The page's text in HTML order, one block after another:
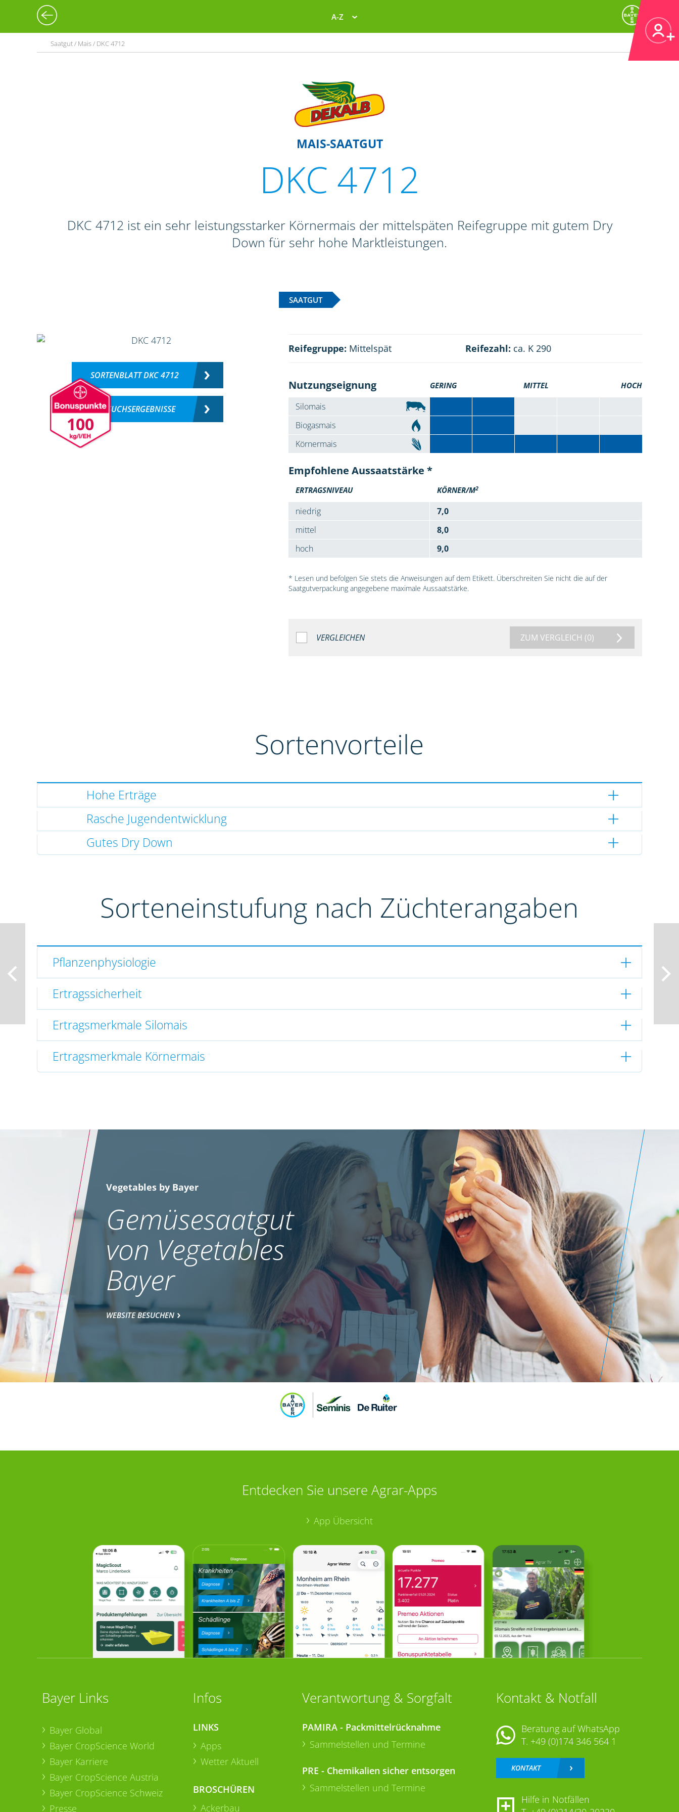
A-Z
Saatgut / Mais / DKC 4712
MAIS-SAATGUT
DKC 4712
DKC 4712 ist ein sehr leistungsstarker Körnermais der mittelspäten Reifegruppe mit gutem Dry
Down für sehr hohe Marktleistungen.
SAATGUT
100
SORTENBLATT DKC 4712
VERSUCHSERGEBNISSE
Reifegruppe: Mittelspät Reifezahl: ca. K 290
Nutzungseignung GERING MITTEL HOCH
Silomais
Biogasmais
Körnermais
Empfohlene Aussaatstärke *
ERTRAGSNIVEAU KÖRNER/M2
niedrig
7,0
mittel
8,0
hoch
9,0
* Lesen und befolgen Sie stets die Anweisungen auf dem Etikett. Überschreiten Sie nicht die auf der
Saatgutverpackung angegebene maximale Aussaatstärke.
VERGLEICHEN ZUM VERGLEICH (0)
Sortenvorteile
Hohe Erträge
Rasche Jugendentwicklung
Gutes Dry Down
Sorteneinstufung nach Züchterangaben
Pflanzenphysiologie
Ertragssicherheit
Ertragsmerkmale Silomais
Ertragsmerkmale Körnermais
Vegetables by Bayer
Gemüsesaatgut
von Vegetables
Bayer
WEBSITE BESUCHEN
Entdecken Sie unsere Agrar-Apps
App Übersicht
Bayer Links
Bayer Global
Bayer CropScience World
Bayer Karriere
Bayer CropScience Austria
Bayer CropScience Schweiz
Presse
Infos
LINKS
Apps
Wetter Aktuell
BROSCHÜREN
Ackerbau
Verantwortung & Sorgfalt
PAMIRA - Packmittelrücknahme
Sammelstellen und Termine
PRE - Chemikalien sicher entsorgen
Sammelstellen und Termine
Kontakt & Notfall
Beratung auf WhatsApp
T. +49 (0)174 346 564 1
KONTAKT
Hilfe in Notfällen